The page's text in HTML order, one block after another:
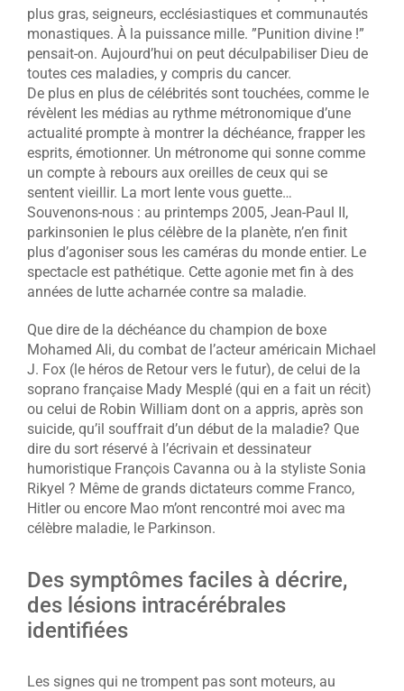
plus gras, seigneurs, ecclésiastiques et communautés
monastiques. À la puissance mille. ”Punition divine !”
pensait-on. Aujourd’hui on peut déculpabiliser Dieu de
toutes ces maladies, y compris du cancer.
De plus en plus de célébrités sont touchées, comme le
révèlent les médias au rythme métronomique d’une
actualité prompte à montrer la déchéance, frapper les
esprits, émotionner. Un métronome qui sonne comme
un compte à rebours aux oreilles de ceux qui se
sentent vieillir. La mort lente vous guette…
Souvenons-nous : au printemps 2005, Jean-Paul II,
parkinsonien le plus célèbre de la planète, n’en finit
plus d’agoniser sous les caméras du monde entier. Le
spectacle est pathétique. Cette agonie met fin à des
années de lutte acharnée contre sa maladie.
Que dire de la déchéance du champion de boxe
Mohamed Ali, du combat de l’acteur américain Michael
J. Fox (le héros de Retour vers le futur), de celui de la
soprano française Mady Mesplé (qui en a fait un récit)
ou celui de Robin William dont on a appris, après son
suicide, qu’il souffrait d’un début de la maladie? Que
dire du sort réservé à l’écrivain et dessinateur
humoristique François Cavanna ou à la styliste Sonia
Rikyel ? Même de grands dictateurs comme Franco,
Hitler ou encore Mao m’ont rencontré moi avec ma
célèbre maladie, le Parkinson.
Des symptômes faciles à décrire,
des lésions intracérébrales
identifiées
Les signes qui ne trompent pas sont moteurs, au